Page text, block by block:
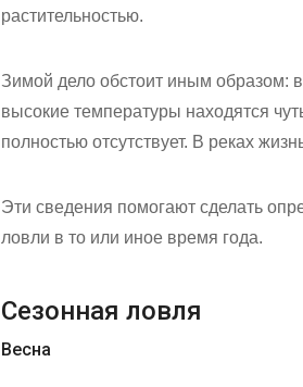
растительностью.
Зимой дело обстоит иным образом:
высокие температуры находятся
полностью отсутствует. В реках
Эти сведения помогают сделать
ловли в то или иное время года.
Сезонная ловля
Весна